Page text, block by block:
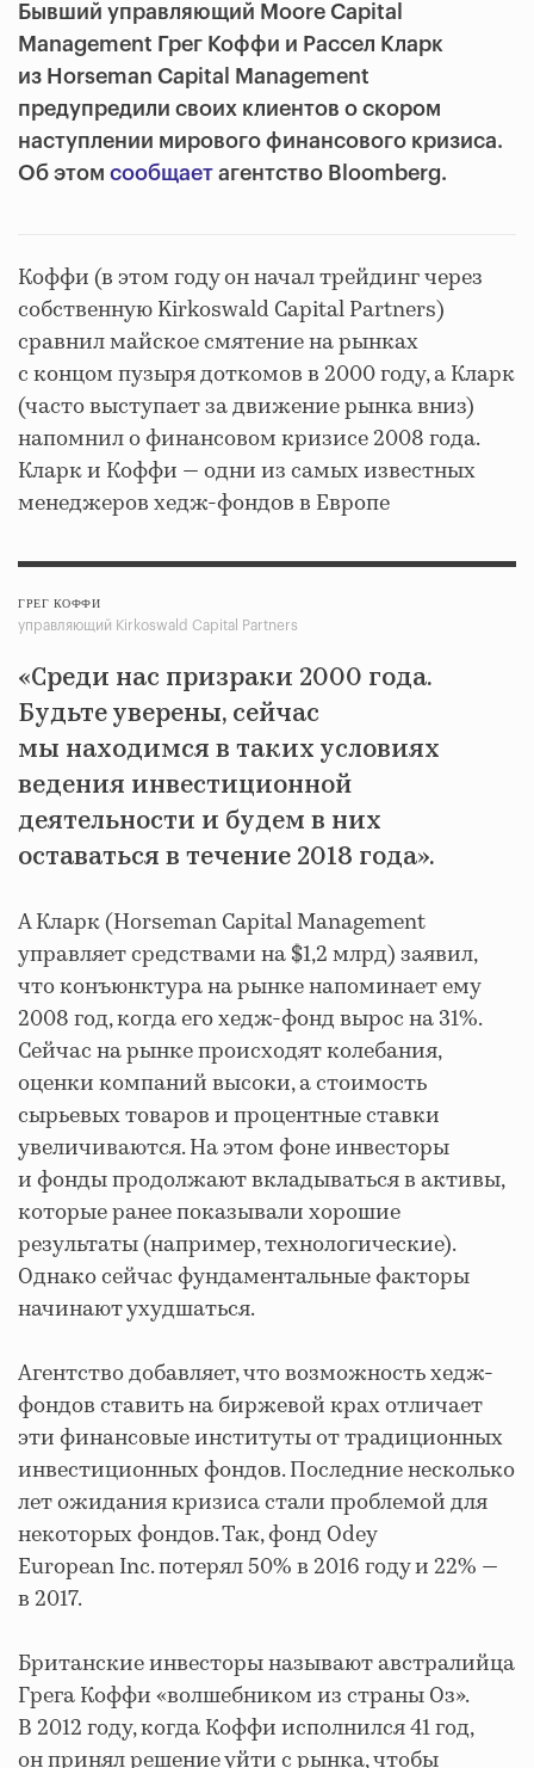
Бывший управляющий Moore Capital
Management Грег Коффи и Рассел Кларк
из Horseman Capital Management
предупредили своих клиентов о скором
наступлении мирового финансового кризиса.
Об этом сообщает агентство Bloomberg.
Коффи (в этом году он начал трейдинг через
собственную Kirkoswald Capital Partners)
сравнил майское смятение на рынках
с концом пузыря доткомов в 2000 году, а Кларк
(часто выступает за движение рынка вниз)
напомнил о финансовом кризисе 2008 года.
Кларк и Коффи — одни из самых известных
менеджеров хедж-фондов в Европе
ГРЕГ КОФФИ
управляющий Kirkoswald Capital Partners
«Среди нас призраки 2000 года.
Будьте уверены, сейчас
мы находимся в таких условиях
ведения инвестиционной
деятельности и будем в них
оставаться в течение 2018 года».
А Кларк (Horseman Capital Management
управляет средствами на $1,2 млрд) заявил,
что конъюнктура на рынке напоминает ему
2008 год, когда его хедж-фонд вырос на 31%.
Сейчас на рынке происходят колебания,
оценки компаний высоки, а стоимость
сырьевых товаров и процентные ставки
увеличиваются. На этом фоне инвесторы
и фонды продолжают вкладываться в активы,
которые ранее показывали хорошие
результаты (например, технологические).
Однако сейчас фундаментальные факторы
начинают ухудшаться.
Агентство добавляет, что возможность хедж-
фондов ставить на биржевой крах отличает
эти финансовые институты от традиционных
инвестиционных фондов. Последние несколько
лет ожидания кризиса стали проблемой для
некоторых фондов. Так, фонд Odey
European Inc. потерял 50% в 2016 году и 22% —
в 2017.
Британские инвесторы называют австралийца
Грега Коффи «волшебником из страны Оз».
В 2012 году, когда Коффи исполнился 41 год,
он принял решение уйти с рынка, чтобы